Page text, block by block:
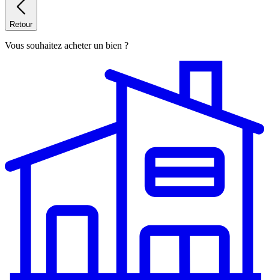
Retour
Vous souhaitez acheter un bien ?